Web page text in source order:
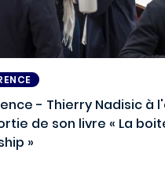
- Thierry Nadisic à
de son livre « La
»